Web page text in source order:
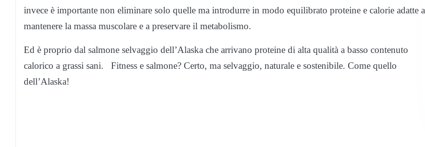
invece è importante non eliminare solo quelle ma introdurre in modo equilibrato proteine e calorie adatte a
mantenere la massa muscolare e a preservare il metabolismo.
Ed è proprio dal salmone selvaggio dell’Alaska che arrivano proteine di alta qualità a basso contenuto
calorico a grassi sani. Fitness e salmone? Certo, ma selvaggio, naturale e sostenibile. Come quello
dell’Alaska!